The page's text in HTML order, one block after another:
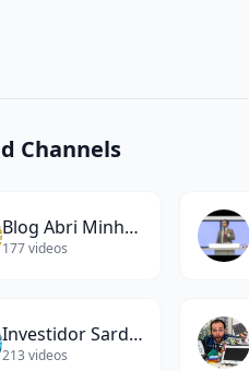
Channels
Blog Abri Minha Empresa
177videos
Investidor Sardinha l Raul Sena
213 videos